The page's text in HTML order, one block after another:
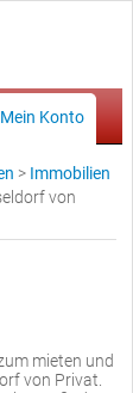
Mein Konto
> Immobilien
von
mieten und
von Privat.